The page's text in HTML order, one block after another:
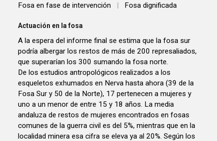
Fosa en fase de intervención | Fosa dignificada
Actuación en la fosa
A la espera del informe final se estima que la fosa sur
podría albergar los restos de más de 200 represaliados,
que superarían los 300 sumando la fosa norte.
De los estudios antropológicos realizados a los
esqueletos exhumados en Nerva hasta ahora (39 de la
Fosa Sur y 50 de la Norte), 17 pertenecen a mujeres y
uno a un menor de entre 15 y 18 años. La media
andaluza de restos de mujeres encontrados en fosas
comunes de la guerra civil es del 5%, mientras que en la
localidad minera esa cifra se eleva ya al 20%. Según los